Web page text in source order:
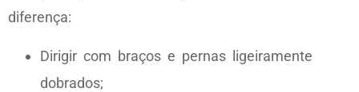
diferença:
Dirigir com braços e pernas ligeiramente
dobrados;